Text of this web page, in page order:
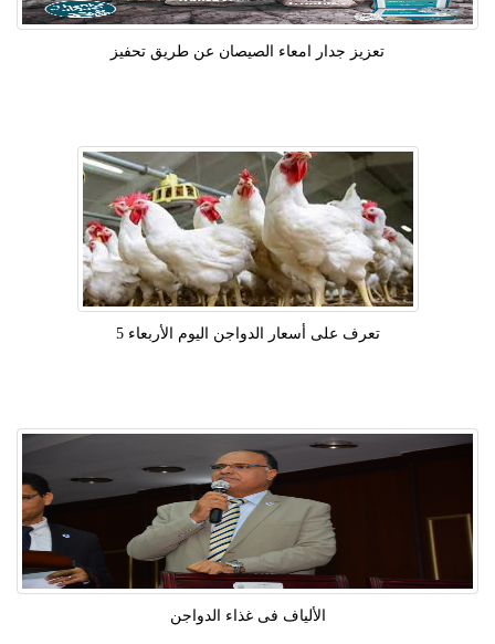
تعزيز جدار امعاء الصيصان عن طريق تحفيز
تعرف على أسعار الدواجن اليوم الأربعاء 5
الألياف فى غذاء الدواجن